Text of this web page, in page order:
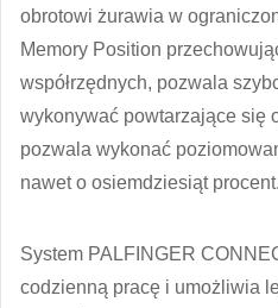
obrotowi żurawia w
Memory Position
współrzędnych, pozwala
wykonywać powtarzające się
pozwala wykonać
nawet o osiemdziesiąt procent.
System PALFINGER
codzienną pracę i umożliwia